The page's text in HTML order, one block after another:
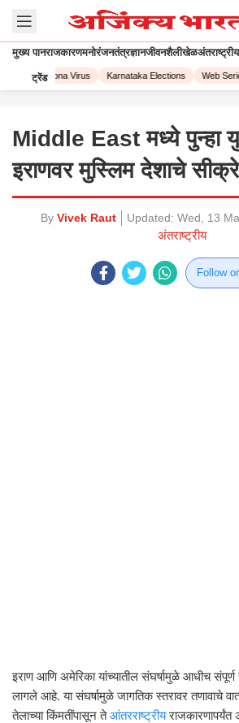
मुख्य पानराजकारणमनोरंजनतंत्रज्ञानजीवनशैलीखेळअंतराष्ट्रीय
ट्रेंड
Corona Virus Karnataka Elections Web
Middle East मध्ये पुन्हा
इराणवर मुस्लिम देशाचे
By Vivek Raut Updated: Wed, 13
अंतराष्ट्रीय
Follow
इराण आणि अमेरिका यांच्यातील संघर्षामुळे आधीच
लागले आहे. या संघर्षामुळे जागतिक स्तरावर तणावाचे
तेलाच्या किंमतींपासून तेआंतरराष्ट्रीयराजकारणापर्यंत